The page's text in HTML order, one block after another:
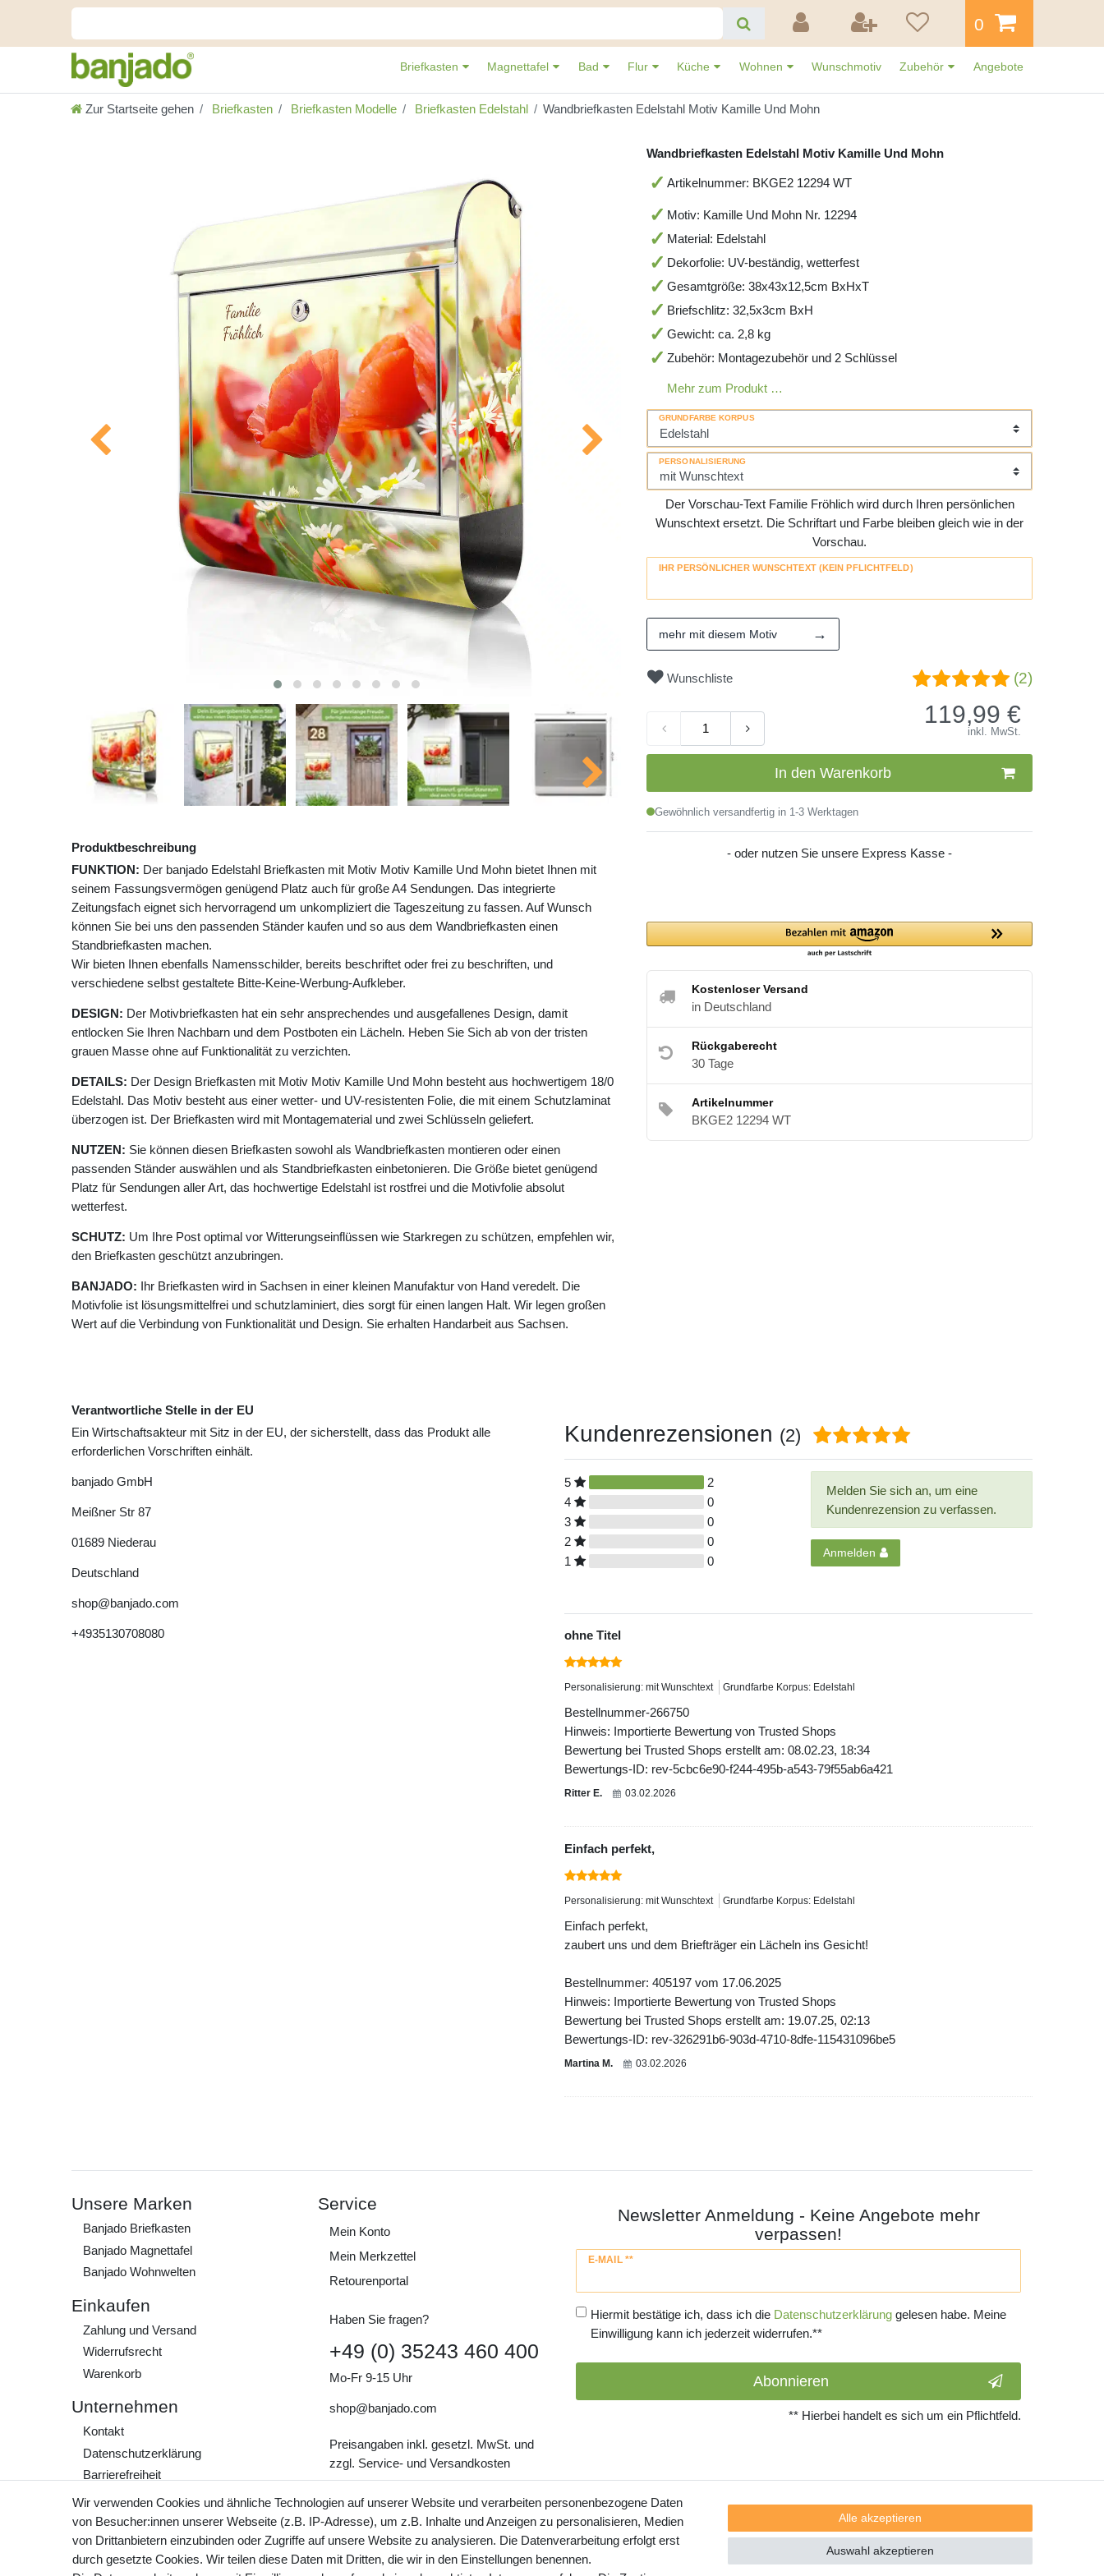
0
Briefkasten Magnettafel Bad Flur Küche Wohnen Wunschmotiv Zubehör Angebote
Zur Startseite gehen Briefkasten Briefkasten Modelle Briefkasten Edelstahl Wandbriefkasten Edelstahl Motiv Kamille Und Mohn
Produktbeschreibung
FUNKTION: Der banjado Edelstahl Briefkasten mit Motiv Motiv Kamille Und Mohn bietet Ihnen mit
seinem Fassungsvermögen genügend Platz auch für große A4 Sendungen. Das integrierte
Zeitungsfach eignet sich hervorragend um unkompliziert die Tageszeitung zu fassen. Auf Wunsch
können Sie bei uns den passenden Ständer kaufen und so aus dem Wandbriefkasten einen
Standbriefkasten machen.
Wir bieten Ihnen ebenfalls Namensschilder, bereits beschriftet oder frei zu beschriften, und
verschiedene selbst gestaltete Bitte-Keine-Werbung-Aufkleber.
DESIGN: Der Motivbriefkasten hat ein sehr ansprechendes und ausgefallenes Design, damit
entlocken Sie Ihren Nachbarn und dem Postboten ein Lächeln. Heben Sie Sich ab von der tristen
grauen Masse ohne auf Funktionalität zu verzichten.
DETAILS: Der Design Briefkasten mit Motiv Motiv Kamille Und Mohn besteht aus hochwertigem 18/0
Edelstahl. Das Motiv besteht aus einer wetter- und UV-resistenten Folie, die mit einem Schutzlaminat
überzogen ist. Der Briefkasten wird mit Montagematerial und zwei Schlüsseln geliefert.
NUTZEN: Sie können diesen Briefkasten sowohl als Wandbriefkasten montieren oder einen
passenden Ständer auswählen und als Standbriefkasten einbetonieren. Die Größe bietet genügend
Platz für Sendungen aller Art, das hochwertige Edelstahl ist rostfrei und die Motivfolie absolut
wetterfest.
SCHUTZ: Um Ihre Post optimal vor Witterungseinflüssen wie Starkregen zu schützen, empfehlen wir,
den Briefkasten geschützt anzubringen.
BANJADO: Ihr Briefkasten wird in Sachsen in einer kleinen Manufaktur von Hand veredelt. Die
Motivfolie ist lösungsmittelfrei und schutzlaminiert, dies sorgt für einen langen Halt. Wir legen großen
Wert auf die Verbindung von Funktionalität und Design. Sie erhalten Handarbeit aus Sachsen.
Wandbriefkasten Edelstahl Motiv Kamille Und Mohn
Artikelnummer: BKGE2 12294 WT
Motiv: Kamille Und Mohn Nr. 12294
Material: Edelstahl
Dekorfolie: UV-beständig, wetterfest
Gesamtgröße: 38x43x12,5cm BxHxT
Briefschlitz: 32,5x3cm BxH
Gewicht: ca. 2,8 kg
Zubehör: Montagezubehör und 2 Schlüssel
Mehr zum Produkt …
GRUNDFARBE KORPUS
PERSONALISIERUNG
Der Vorschau-Text Familie Fröhlich wird durch Ihren persönlichen
Wunschtext ersetzt. Die Schriftart und Farbe bleiben gleich wie in der
Vorschau.
IHR PERSÖNLICHER WUNSCHTEXT (KEIN PFLICHTFELD)
mehr mit diesem Motiv →
Wunschliste (2)
119,99 €
inkl. MwSt.
In den Warenkorb
Gewöhnlich versandfertig in 1-3 Werktagen
- oder nutzen Sie unsere Express Kasse -
Kostenloser Versand
in Deutschland
Rückgaberecht
30 Tage
Artikelnummer
BKGE2 12294 WT
Verantwortliche Stelle in der EU
Ein Wirtschaftsakteur mit Sitz in der EU, der sicherstellt, dass das Produkt alle
erforderlichen Vorschriften einhält.
banjado GmbH
Meißner Str 87
01689 Niederau
Deutschland
shop@banjado.com
+4935130708080
Kundenrezensionen (2)
5
2
4
0
3
0
2
0
1
0
Melden Sie sich an, um eine
Kundenrezension zu verfassen.
Anmelden
ohne Titel
Personalisierung: mit Wunschtext Grundfarbe Korpus: Edelstahl
Bestellnummer-266750
Hinweis: Importierte Bewertung von Trusted Shops
Bewertung bei Trusted Shops erstellt am: 08.02.23, 18:34
Bewertungs-ID: rev-5cbc6e90-f244-495b-a543-79f55ab6a421
Ritter E. 03.02.2026
Einfach perfekt,
Personalisierung: mit Wunschtext Grundfarbe Korpus: Edelstahl
Einfach perfekt,
zaubert uns und dem Briefträger ein Lächeln ins Gesicht!
Bestellnummer: 405197 vom 17.06.2025
Hinweis: Importierte Bewertung von Trusted Shops
Bewertung bei Trusted Shops erstellt am: 19.07.25, 02:13
Bewertungs-ID: rev-326291b6-903d-4710-8dfe-115431096be5
Martina M. 03.02.2026
Unsere Marken
Banjado Briefkasten
Banjado Magnettafel
Banjado Wohnwelten
Einkaufen
Zahlung und Versand
Widerrufs­recht
Warenkorb
Unternehmen
Kontakt
Daten­schutz­erklärung
Barrierefreiheit
AGB
Impressum
Werde Teil unserer
Community
Service
Mein Konto
Mein Merkzettel
Retourenportal
Haben Sie fragen?
+49 (0) 35243 460 400
Mo-Fr 9-15 Uhr
shop@banjado.com
Preisangaben inkl. gesetzl. MwSt. und
zzgl. Service- und Versandkosten
Newsletter Anmeldung - Keine Angebote mehr
verpassen!
E-MAIL **
Newsletter
Hiermit bestätige ich, dass ich die Daten­schutz­erklärunggelesen habe. Meine
Einwilligung kann ich jederzeit widerrufen.**
Abonnieren
** Hierbei handelt es sich um ein Pflichtfeld.
Wir verwenden Cookies und ähnliche Technologien auf unserer Website und verarbeiten personenbezogene Daten
von Besucher:innen unserer Webseite (z.B. IP-Adresse), um z.B. Inhalte und Anzeigen zu personalisieren, Medien
von Drittanbietern einzubinden oder Zugriffe auf unsere Website zu analysieren. Die Datenverarbeitung erfolgt erst
durch gesetzte Cookies. Wir teilen diese Daten mit Dritten, die wir in den Einstellungen benennen.
Alle akzeptieren
Auswahl akzeptieren